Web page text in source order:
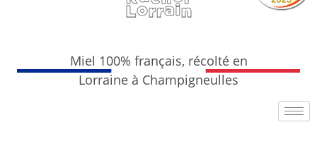
Miel 100% français, récolté en
Lorraine à Champigneulles